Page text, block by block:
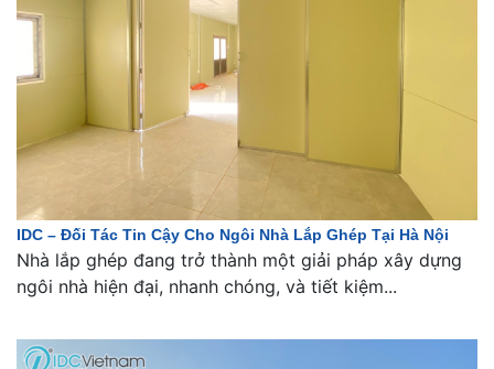
IDC – Đối Tác Tin Cậy Cho Ngôi Nhà Lắp Ghép Tại Hà Nội
Nhà lắp ghép đang trở thành một giải pháp xây dựng
ngôi nhà hiện đại, nhanh chóng, và tiết kiệm...